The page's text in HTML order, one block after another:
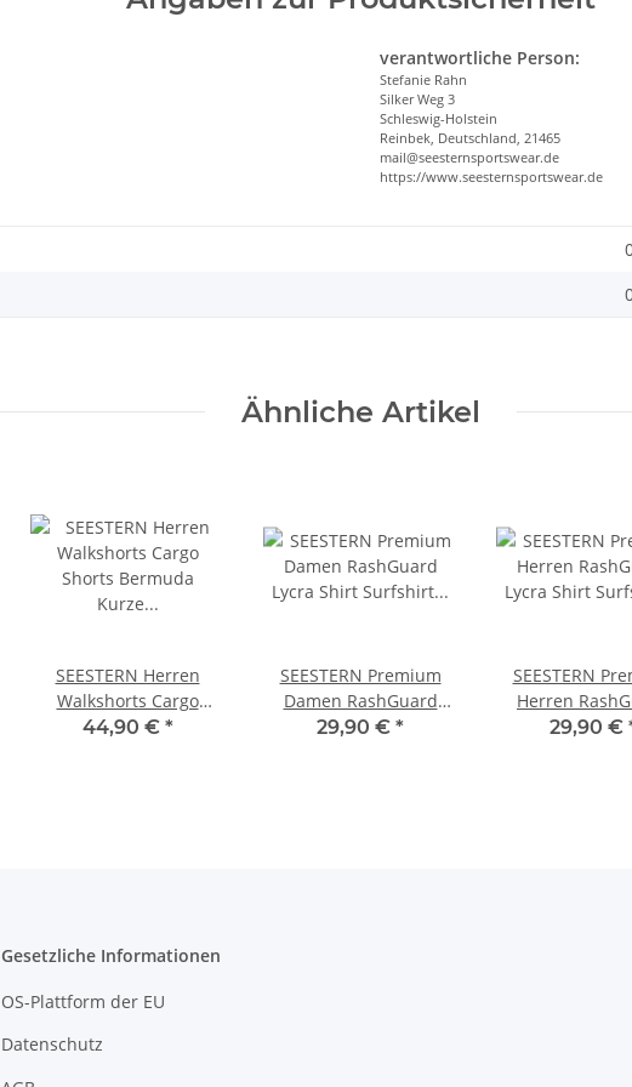
verantwortliche Person:
Stefanie Rahn
Silker Weg 3
Schleswig-Holstein
Reinbek, Deutschland, 21465
mail@seesternsportswear.de
https://www.seesternsportswear.de
Ähnliche Artikel
SEESTERN Herren
Walkshorts Cargo
Shorts Bermuda Kurze
44,90 € *
SEESTERN Premium
Damen RashGuard
Lycra Shirt Surfshirt
29,90 € *
SEESTERN
Herren
Lycra Shirt
29,90 €
Gesetzliche Informationen
OS-Plattform der EU
Datenschutz